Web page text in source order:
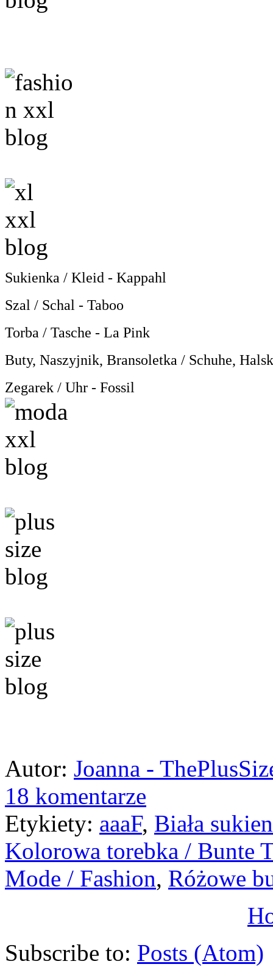
Sukienka / Kleid - Kappahl
Szal / Schal - Taboo
Torba / Tasche - La Pink
Buty, Naszyjnik, Bransoletka / Schuhe,
Zegarek / Uhr - Fossil
Autor: Joanna -
18 komentarze
Etykiety: aaaF, Biała
Kolorowa torebka / Bunte
Mode / Fashion, Różowe
Subscribe to: Posts (Atom)